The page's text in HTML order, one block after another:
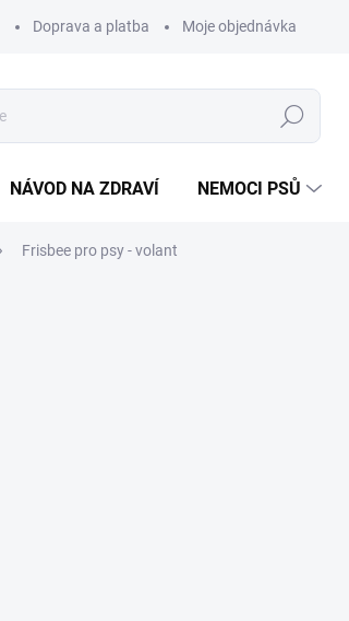
Doprava a platba Moje objednávka
Hledat
NÁVOD NA ZDRAVÍ NEMOCI PSŮ
Frisbee pro psy - volant